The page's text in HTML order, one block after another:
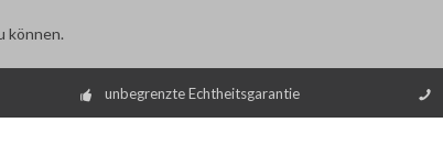
können.
unbegrenzte Echtheitsgarantie